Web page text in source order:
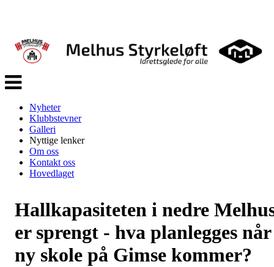
Veksle
navigasjon
Nyheter
Klubbstevner
Galleri
Nyttige lenker
Om oss
Kontakt oss
Hovedlaget
Hallkapasiteten i nedre
er sprengt - hva planlegges når
ny skole på Gimse kommer?